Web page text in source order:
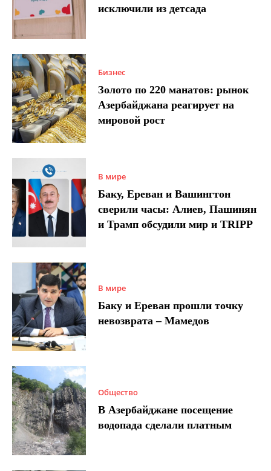
исключили из детсада
Бизнес
Золото по 220 манатов: рынок
Азербайджана реагирует на
мировой рост
В мире
Баку, Ереван и Вашингтон
сверили часы: Алиев, Пашинян
и Трамп обсудили мир и TRIPP
В мире
Баку и Ереван прошли точку
невозврата – Мамедов
Общество
В Азербайджане посещение
водопада сделали платным